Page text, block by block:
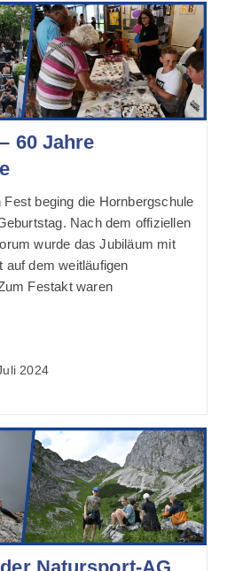
60 Jahre
beging die Hornbergschule
Nach dem offiziellen
wurde das Jubiläum mit
auf dem weitläufigen
Festakt waren
2024